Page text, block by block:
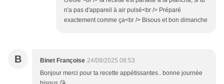
n'a pas d'appareil à air pulsé<br /> Préparé
exactement comme ça<br /> Bisous et bon dimanche
B Binet Françoise 24/08/2025 08:53
Bonjour merci pour ta recette appétissantes.. bonne journée